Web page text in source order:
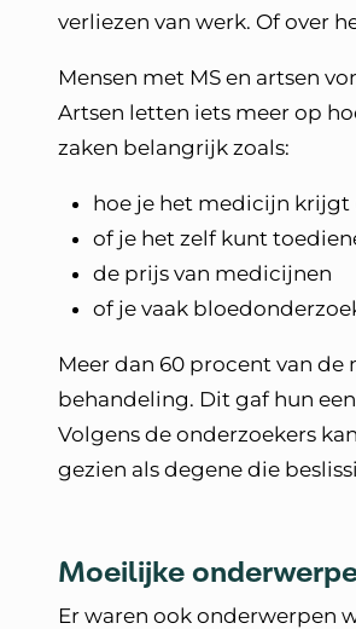
verliezen van werk. Of over
Mensen met MS en artsen
Artsen letten iets meer op
zaken belangrijk zoals:
hoe je het medicijn krijgt
of je het zelf kunt
de prijs van medicijnen
of je vaak
Meer dan 60 procent van de
behandeling. Dit gaf hun
Volgens de onderzoekers
gezien als degene die
Moeilijke
Er waren ook onderwerpen